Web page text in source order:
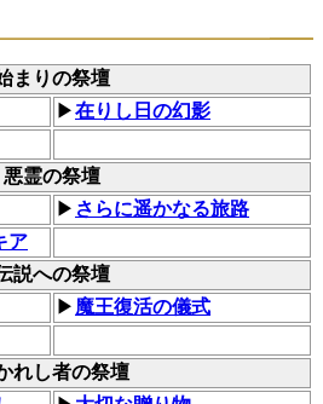
まりの祭壇
▶在りし日の幻影
悪霊の祭壇
▶ さらに遥かなる旅路
ア
説への祭壇
▶ 魔王復活の儀式
れし者の祭壇